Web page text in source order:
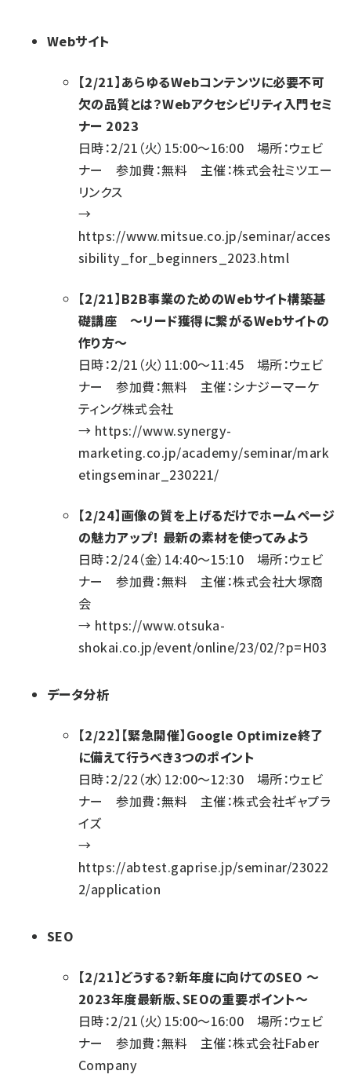
Webサイト
【2/21】あらゆるWebコンテンツに必要不可
欠の品質とは？Webアクセシビリティ入門セミ
ナー 2023
日時：2/21（火）15:00～16:00 場所：ウェビ
ナー 参加費：無料 主催：株式会社ミツエー
リンクス
→
https://www.mitsue.co.jp/seminar/acces
sibility_for_beginners_2023.html
【2/21】B2B事業のためのWebサイト構築基
礎講座 ～リード獲得に繋がるWebサイトの
作り方～
日時：2/21（火）11:00～11:45 場所：ウェビ
ナー 参加費：無料 主催：シナジーマーケ
ティング株式会社
→ https://www.synergy-
marketing.co.jp/academy/seminar/mark
etingseminar_230221/
【2/24】画像の質を上げるだけでホームページ
の魅力アップ！ 最新の素材を使ってみよう
日時：2/24（金）14:40～15:10 場所：ウェビ
ナー 参加費：無料 主催：株式会社大塚商
会
→ https://www.otsuka-
shokai.co.jp/event/online/23/02/?p=H03
データ分析
【2/22】【緊急開催】Google Optimize終了
に備えて行うべき3つのポイント
日時：2/22（水）12:00～12:30 場所：ウェビ
ナー 参加費：無料 主催：株式会社ギャプラ
イズ
→
https://abtest.gaprise.jp/seminar/23022
2/application
SEO
【2/21】どうする？新年度に向けてのSEO ～
2023年度最新版、SEOの重要ポイント～
日時：2/21（火）15:00～16:00 場所：ウェビ
ナー 参加費：無料 主催：株式会社Faber
Company